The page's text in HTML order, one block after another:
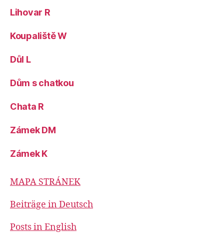
Lihovar R
Koupaliště W
Důl L
Dům s chatkou
Chata R
Zámek DM
Zámek K
MAPA STRÁNEK
Beiträge in Deutsch
Posts in English